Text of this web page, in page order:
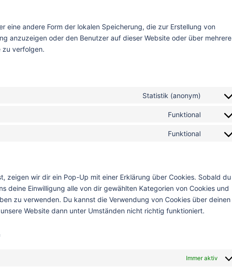
eine andere Form der lokalen Speicherung, die zur Erstellung von
anzuzeigen oder den Benutzer auf dieser Website oder über mehrere
zu verfolgen.
Statistik (anonym)
Funktional
Funktional
zeigen wir dir ein Pop-Up mit einer Erklärung über Cookies. Sobald du
deine Einwilligung alle von dir gewählten Kategorien von Cookies und
zu verwenden. Du kannst die Verwendung von Cookies über deinen
Website dann unter Umständen nicht richtig funktioniert.
Immer aktiv